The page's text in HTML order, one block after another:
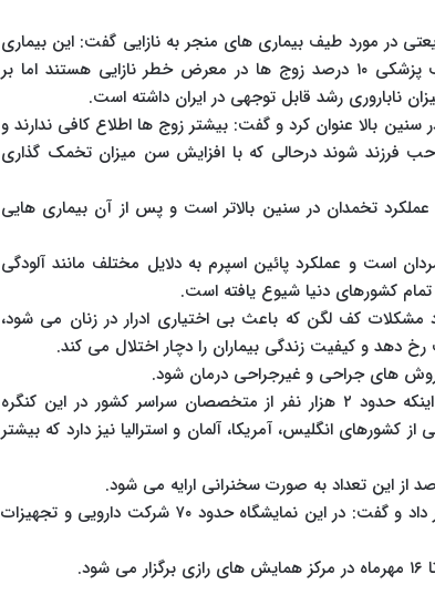
در مورد طیف بیماری های منجر به نازایی گفت: این بیماری
ها طیف گسترده ای دارند و طبق آمار موجود در کتب پزشکی ۱۰ درصد زوج ها در معرض خطر نازایی هستند اما بر
ناباروری رشد قابل توجهی در ایران داشته است.
سنین بالا عنوان کرد و گفت: بیشتر زوج ها اطلاع کافی ندارند و
فرزند شوند درحالی که با افزایش سن میزان تخمک گذاری
تخمدان در سنین بالاتر است و پس از آن بیماری هایی
است و عملکرد پائین اسپرم به دلایل مختلف مانند آلودگی
کشورهای دنیا شیوع یافته است.
کف لگن که باعث بی اختیاری ادرار در زنان می شود،
های جراحی و غیرجراحی درمان شود.
کورس جعفری مدیر بخش اجرایی کنگره نیز با بیان اینکه حدود ۲ هزار نفر از متخصصان سراسر کشور در این کنگره
این کنگره ۲۰ مهمان خارجی از کشورهای انگلیس، آمریکا، آلمان و استرالیا نیز دارد که بیشتر
جعفری از برگزاری نمایشگاهی در حاشیه این کنگره خبر داد و گفت: در این نمایشگاه حدود ۷۰ شرکت دارویی و تجهیزات